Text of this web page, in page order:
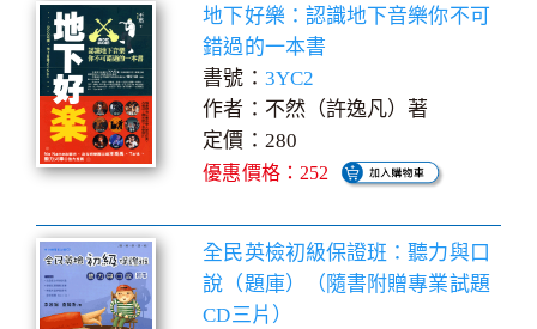
地下好樂：認識地下音樂你不可
錯過的一本書
書號： 3YC2
作者：不然（許逸凡）著
定價：280
優惠價格：252
全民英檢初級保證班：聽力與口
說（題庫）（隨書附贈專業試題
CD三片）